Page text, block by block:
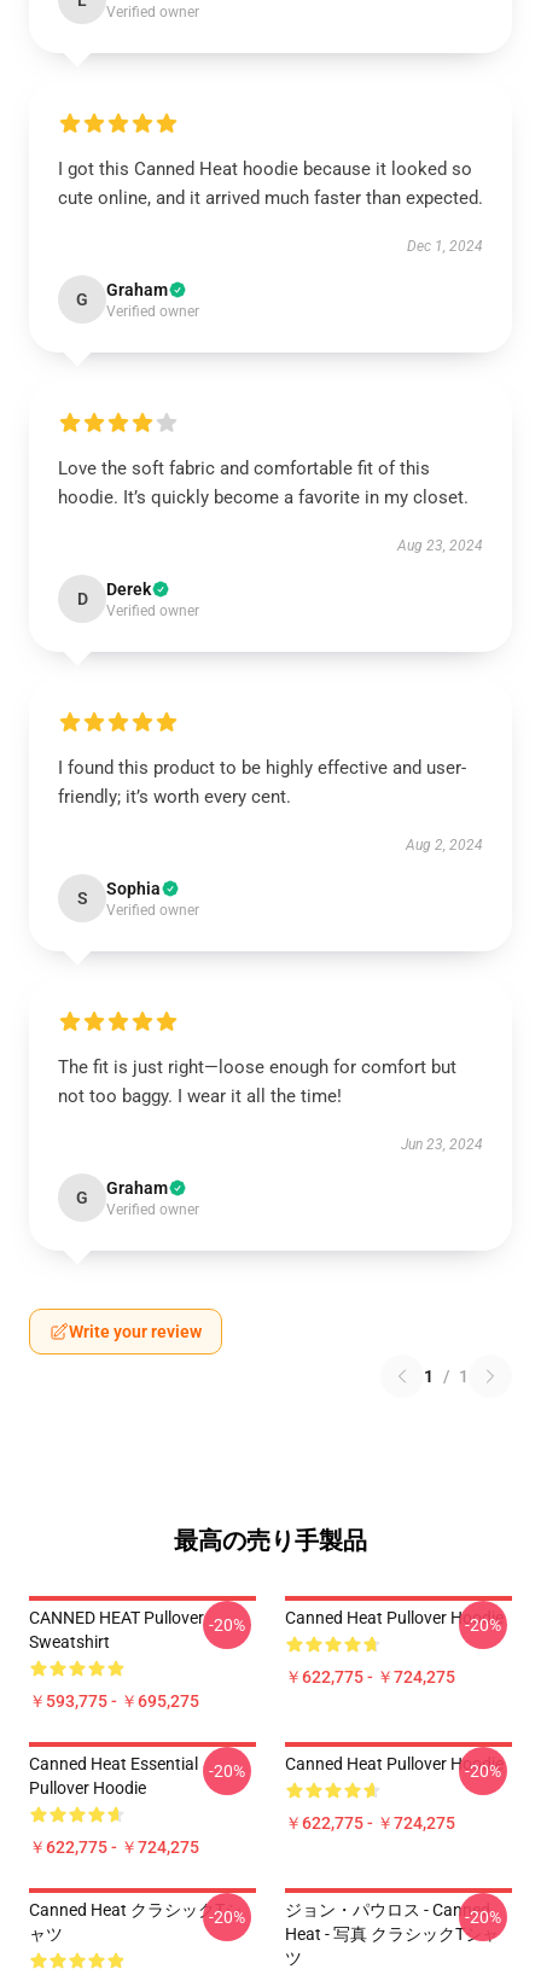
Verified owner
I got this Canned Heat hoodie because it looked so
cute online, and it arrived much faster than expected.
Dec 1, 2024
G Graham
Verified owner
Love the soft fabric and comfortable fit of this
hoodie. It’s quickly become a favorite in my closet.
Aug 23, 2024
D Derek
Verified owner
I found this product to be highly effective and user-
friendly; it’s worth every cent.
Aug 2, 2024
S Sophia
Verified owner
The fit is just right—loose enough for comfort but
not too baggy. I wear it all the time!
Jun 23, 2024
G Graham
Verified owner
Write your review
1 / 1
最高の売り手製品
CANNED HEAT Pullover
Sweatshirt
￥593,775 - ￥695,275
-20% Canned Heat Pullover Hoodie
￥622,775 - ￥724,275
-20%
Canned Heat Essential
Pullover Hoodie
￥622,775 - ￥724,275
-20% Canned Heat Pullover Hoodie
￥622,775 - ￥724,275
-20%
Canned Heat クラシックTシ
ャツ
-20%
ジョン・パウロス - Canned
Heat - 写真 クラシックTシャ
ツ
-20%